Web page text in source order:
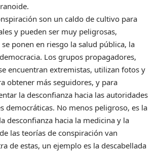
son un caldo de cultivo para
y pueden ser muy peligrosas,
ponen en riesgo la salud pública, la
Los grupos propagadores,
encuentran extremistas, utilizan fotos y
obtener más seguidores, y para
la desconfianza hacia las autoridades
democráticas. No menos peligroso, es la
desconfianza hacia la medicina y la
las teorías de conspiración van
de estas, un ejemplo es la descabellada